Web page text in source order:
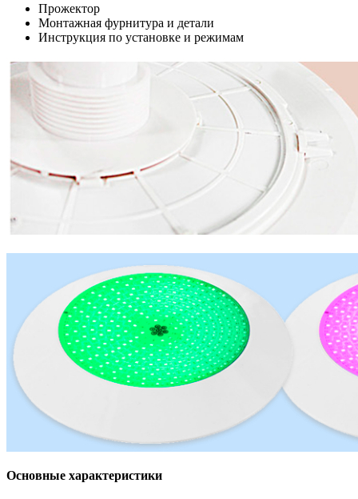
Прожектор
Монтажная фурнитура и детали
Инструкция по установке и режимам
Основные характеристики